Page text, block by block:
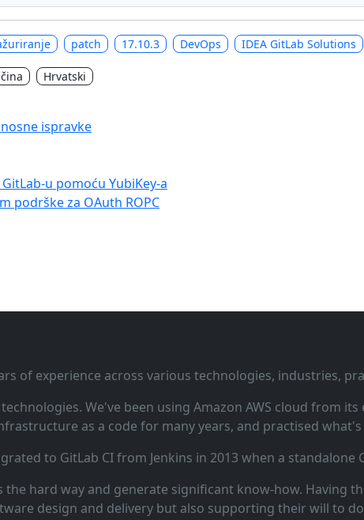
patch 17.10.3 DevOps IDEA GitLab Solutions
Hrvatski
ispravke
u pomoću YubiKey-a
podrške za OAuth ROPC
of experience across various technologies, industries,
We've been using Amazon AWS cloud from
as a code for many years, and practised what's
to GitLab CI from Jenkins in 2013 when a standalone
hard way and generate significant know‑how. Having
design and delivery but also supporting their will to